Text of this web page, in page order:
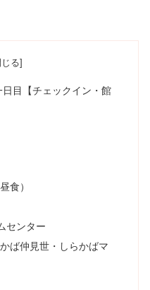
目【チェックイン・館
食）
センター
ば仲見世・しらかばマ